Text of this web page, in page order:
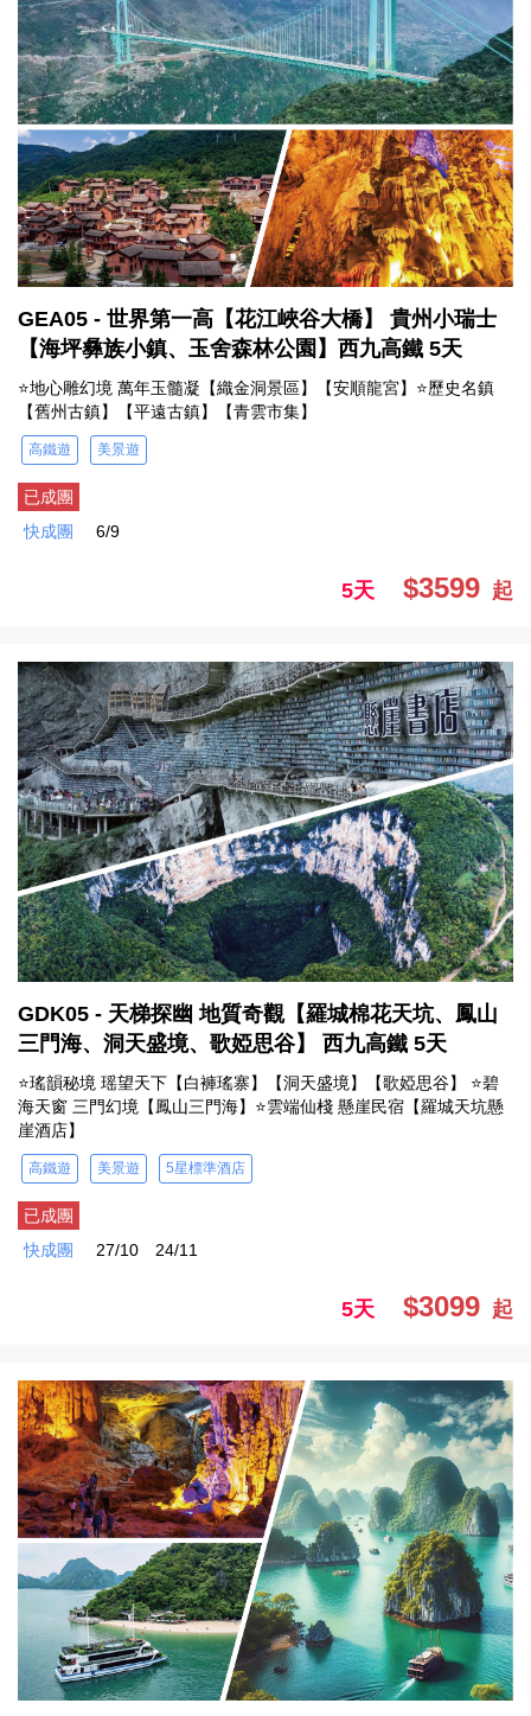
GEA05 - 世界第一高【花江峽谷大橋】 貴州小瑞士
【海坪彝族小鎮、玉舍森林公園】西九高鐵 5天
⭐地心雕幻境 萬年玉髓凝【織金洞景區】【安順龍宮】⭐歷史名鎮
【舊州古鎮】【平遠古鎮】【青雲市集】
高鐵遊 美景遊
已成團
快成團
6/9
5天 $3599 起
GDK05 - 天梯探幽 地質奇觀【羅城棉花天坑、鳳山
三門海、洞天盛境、歌婭思谷】 西九高鐵 5天
⭐瑤韻秘境 瑶望天下【白褲瑤寨】【洞天盛境】【歌婭思谷】 ⭐碧
海天窗 三門幻境【鳳山三門海】⭐雲端仙棧 懸崖民宿【羅城天坑懸
崖酒店】
高鐵遊 美景遊 5星標準酒店
已成團
快成團
27/10 24/11
5天 $3099 起